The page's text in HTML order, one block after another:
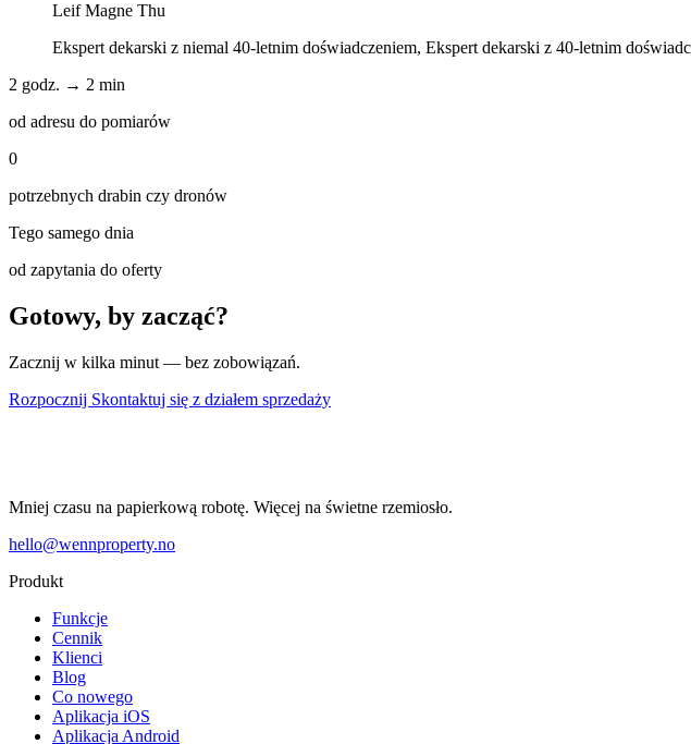
Leif Magne Thu
Ekspert dekarski z niemal 40-letnim doświadczeniem, Ekspert dekarski z 40-letnim
2 godz. → 2 min
od adresu do pomiarów
0
potrzebnych drabin czy dronów
Tego samego dnia
od zapytania do oferty
Gotowy, by zacząć?
Zacznij w kilka minut — bez zobowiązań.
Rozpocznij Skontaktuj się z działem sprzedaży
Mniej czasu na papierkową robotę. Więcej na świetne rzemiosło.
hello@wennproperty.no
Produkt
Funkcje
Cennik
Klienci
Blog
Co nowego
Aplikacja iOS
Aplikacja Android